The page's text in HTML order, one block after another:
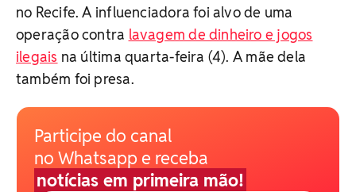
no Recife. A influenciadora foi alvo de uma
operação contra lavagem de dinheiro e jogos
ilegais na última quarta-feira (4). A mãe dela
também foi presa.
Participe do canal
no Whatsapp e receba
notícias em primeira mão!